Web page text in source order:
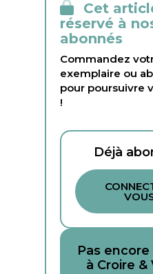
Cet
réservé à
abonnés
Commandez
exemplaire ou
pour poursuivre
!
Déjà
Pas
à Croire &